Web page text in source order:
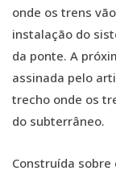
onde os trens
instalação do
da ponte. A
assinada pelo
trecho onde os
do subterrâneo.
Construída sobre